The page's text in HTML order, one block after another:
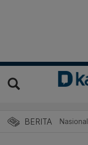
BERITA Nasional